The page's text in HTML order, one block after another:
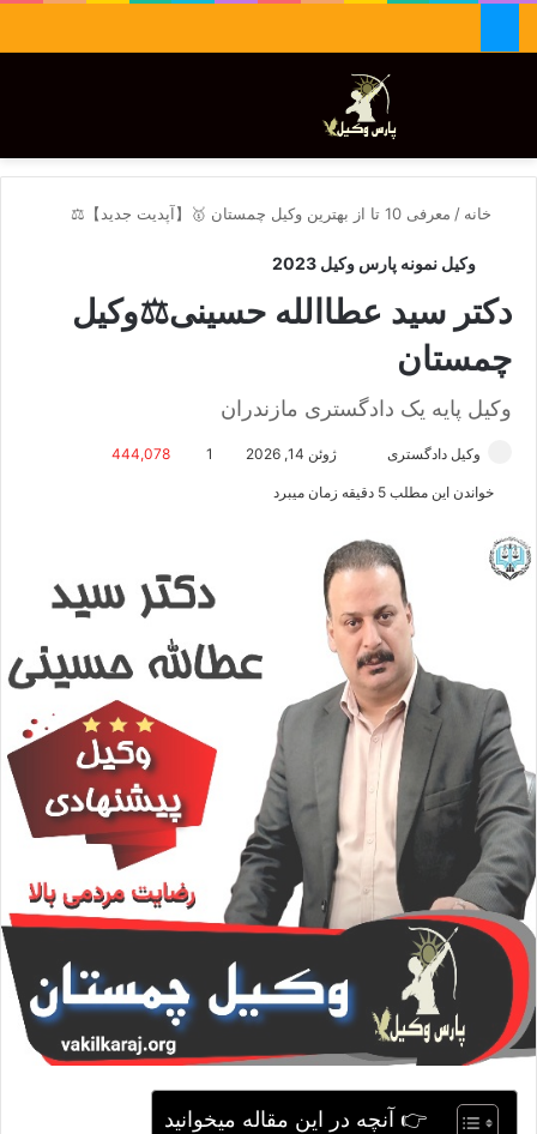
تغییر پوسته
خانه / معرفی 10 تا از بهترین وکیل چمستان 🥇【آپدیت جدید】⚖️
وکیل نمونه پارس وکیل 2023
دکتر سید عطاالله حسینی⚖️وکیل
چمستان
وکیل پایه یک دادگستری مازندران
وکیل دادگستری
ا
ل
م
ی
ل
ژوئن 14, 2026 1
444,078
خواندن این مطلب 5 دقیقه زمان میبرد
👉 آنچه در این مقاله میخوانید